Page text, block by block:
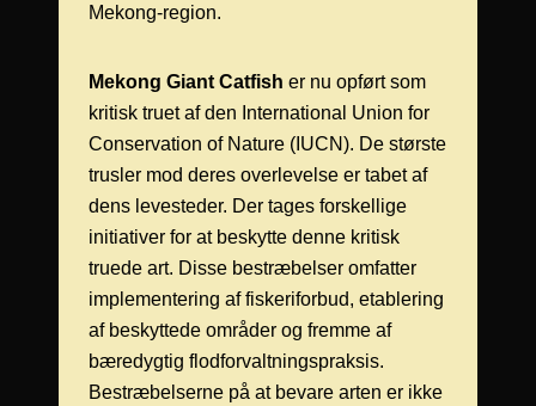
Mekong-region.
Mekong Giant Catfish er nu opført som
kritisk truet af den International Union for
Conservation of Nature (IUCN). De største
trusler mod deres overlevelse er tabet af
dens levesteder. Der tages forskellige
initiativer for at beskytte denne kritisk
truede art. Disse bestræbelser omfatter
implementering af fiskeriforbud, etablering
af beskyttede områder og fremme af
bæredygtig flodforvaltningspraksis.
Bestræbelserne på at bevare arten er ikke